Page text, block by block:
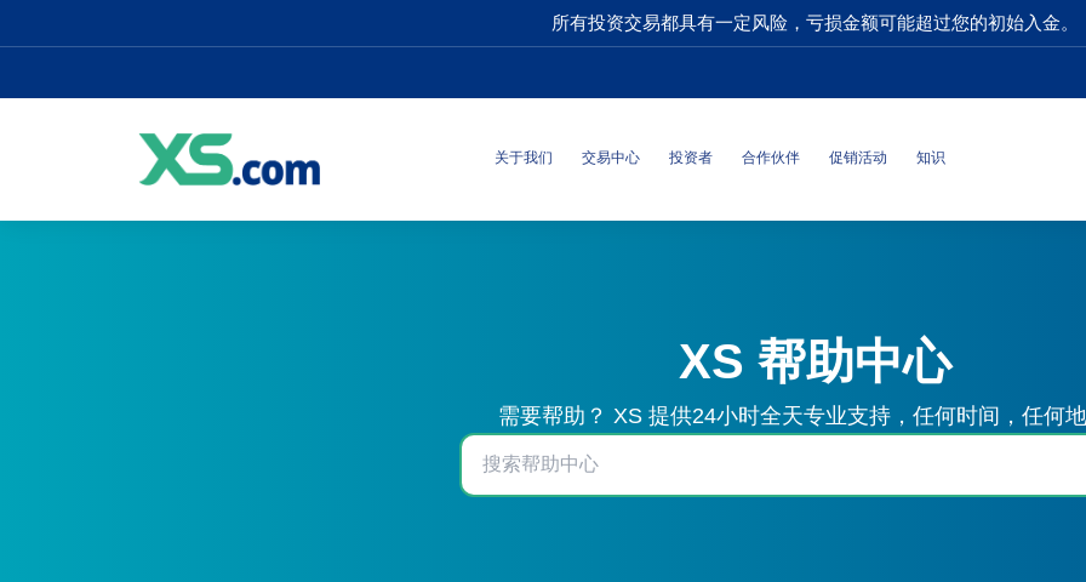
所有投资交易都具有一定风险，亏损金额可能超过您的初始入金。
关于我们 交易中心 投资者 合作伙伴 促销活动 知识
XS 帮助中心
需要帮助？ XS 提供24小时全天专业支持，任何时间，任何